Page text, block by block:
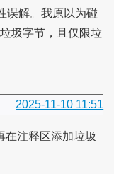
误解。我原以为碰
圾字节，且仅限垃
2025-11-10 11:51
在注释区添加垃圾